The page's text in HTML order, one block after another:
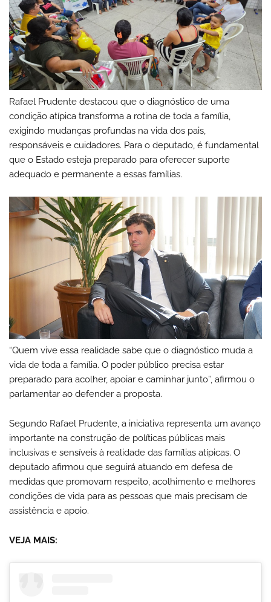
Rafael Prudente destacou que o diagnóstico de uma
condição atípica transforma a rotina de toda a família,
exigindo mudanças profundas na vida dos pais,
responsáveis e cuidadores. Para o deputado, é fundamental
que o Estado esteja preparado para oferecer suporte
adequado e permanente a essas famílias.
“Quem vive essa realidade sabe que o diagnóstico muda a
vida de toda a família. O poder público precisa estar
preparado para acolher, apoiar e caminhar junto”, afirmou o
parlamentar ao defender a proposta.
Segundo Rafael Prudente, a iniciativa representa um avanço
importante na construção de políticas públicas mais
inclusivas e sensíveis à realidade das famílias atípicas. O
deputado afirmou que seguirá atuando em defesa de
medidas que promovam respeito, acolhimento e melhores
condições de vida para as pessoas que mais precisam de
assistência e apoio.
VEJA MAIS: